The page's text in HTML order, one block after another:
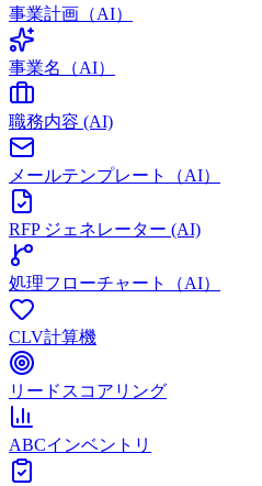
事業計画（AI）
事業名（AI）
職務内容 (AI)
メールテンプレート（AI）
RFP ジェネレーター (AI)
処理フローチャート（AI）
CLV計算機
リードスコアリング
ABCインベントリ